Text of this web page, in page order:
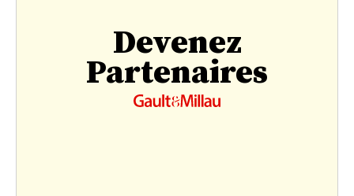
Devenez
Partenaires